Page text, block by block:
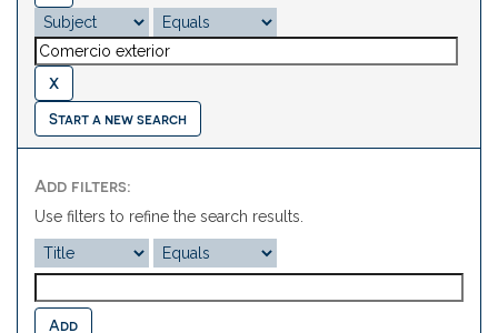
Start a new search
Add filters:
Use filters to refine the search results.